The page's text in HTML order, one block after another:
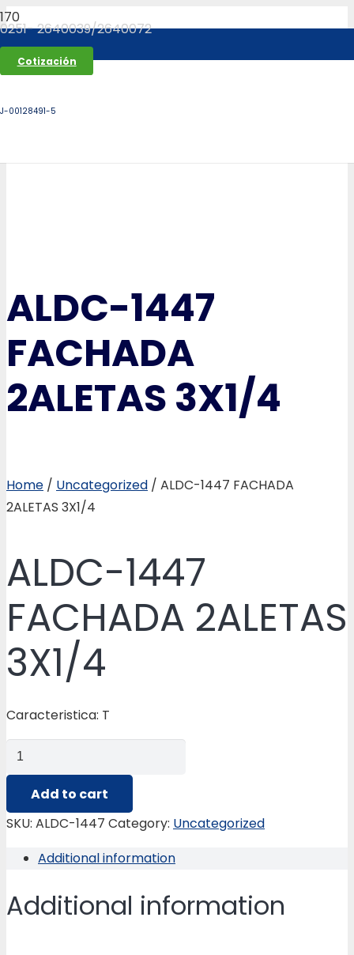
0251- 2640039/2640072
Cotización
J-00128491-5
ALDC-1447
FACHADA
2ALETAS 3X1/4
Home / Uncategorized / ALDC-1447 FACHADA
2ALETAS 3X1/4
ALDC-1447
FACHADA 2ALETAS
3X1/4
Caracteristica: T
ALDC-
1447
FACHADA
2ALETAS
quantity
Add to cart
SKU: ALDC-1447 Category: Uncategorized
Additional information
Additional information